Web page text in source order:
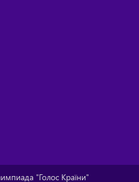
"Голос Країни"